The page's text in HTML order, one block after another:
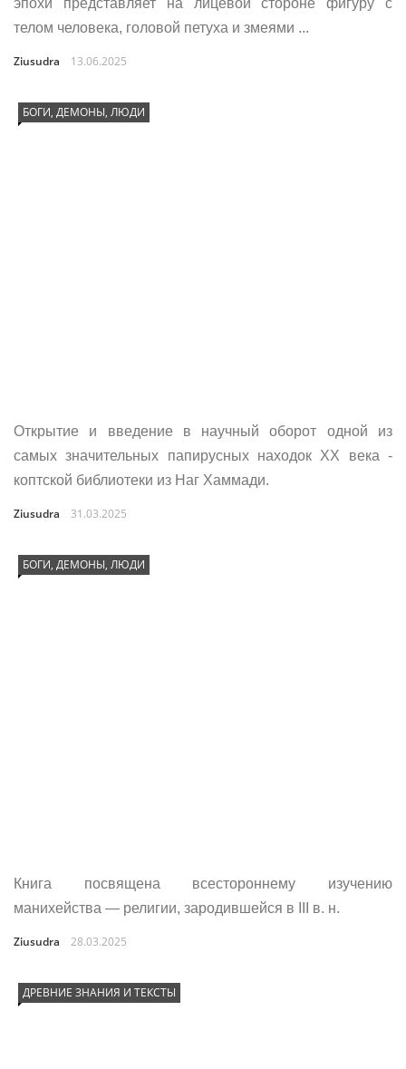
эпохи представляет на лицевой стороне фигуру с
телом человека, головой петуха и змеями ...
Ziusudra 13.06.2025
БОГИ, ДЕМОНЫ, ЛЮДИ
Открытие и введение в научный оборот одной из
самых значительных папирусных находок XX века -
коптской библиотеки из Наг Хаммади.
Ziusudra 31.03.2025
БОГИ, ДЕМОНЫ, ЛЮДИ
Книга посвящена всестороннему изучению
манихейства — религии, зародившейся в III в. н.
Ziusudra 28.03.2025
ДРЕВНИЕ ЗНАНИЯ И ТЕКСТЫ